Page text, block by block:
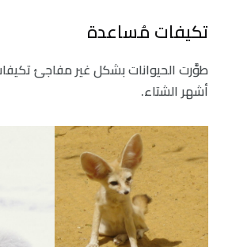
تكيفات مُساعدة
طوَّرت الحيوانات بشكل غير مفاجئ
أشهر الشتاء.